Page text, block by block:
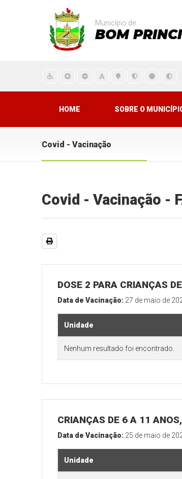
Município de
BOM
HOME SOBRE O
Covid - Vacinação
Covid - Vacinação -
DOSE 2 PARA CRIANÇAS
Data de Vacinação: 27 de maio de
Unidade
Nenhum resultado foi encontrado.
CRIANÇAS DE 6 A 11
Data de Vacinação: 25 de maio de
Unidade